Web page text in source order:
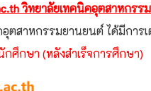
วิทยาลัยเทคนิคอุตสาหกร
ตสาหกรรมยานยนต์ ได้มีกา
ศึกษา (หลังสำเร็จการศึกษา)